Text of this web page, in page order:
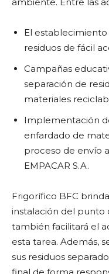
El
residuos de fácil
Campañas
separación de
materiales
Implementación
enfardado de
proceso de envío
EMPACAR S.A.
Frigorífico BFC
instalación del punto
también facilitará el
esta tarea. Además,
sus residuos